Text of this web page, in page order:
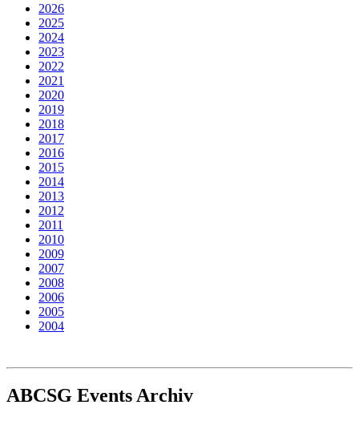
2026
2025
2024
2023
2022
2021
2020
2019
2018
2017
2016
2015
2014
2013
2012
2011
2010
2009
2007
2008
2006
2005
2004
ABCSG Events Archiv